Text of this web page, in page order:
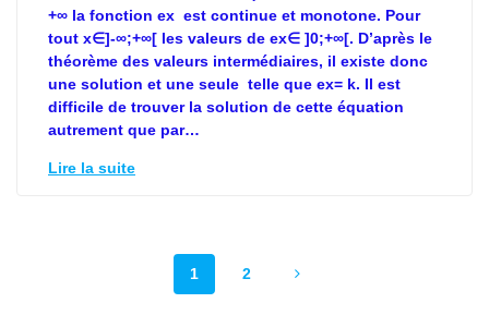
+∞ la fonction ex est continue et monotone. Pour
tout x∈]-∞;+∞[ les valeurs de ex∈ ]0;+∞[. D’après le
théorème des valeurs intermédiaires, il existe donc
une solution et une seule telle que ex= k. Il est
difficile de trouver la solution de cette équation
autrement que par…
Lire la suite
1 2